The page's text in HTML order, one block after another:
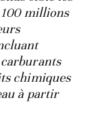
millions
chimiques
à partir